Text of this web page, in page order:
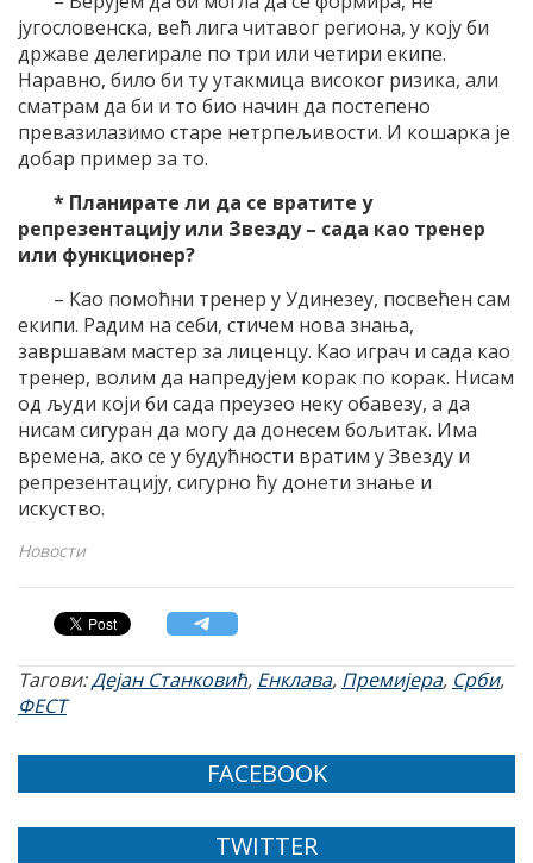
југословенска, већ лига читавог региона, у коју би
државе делегирале по три или четири екипе.
Наравно, било би ту утакмица високог ризика, али
сматрам да би и то био начин да постепено
превазилазимо старе нетрпељивости. И кошарка је
добар пример за то.
* Планирате ли да се вратите у
репрезентацију или Звезду – сада као тренер
или функционер?
– Као помоћни тренер у Удинезеу, посвећен сам
екипи. Радим на себи, стичем нова знања,
завршавам мастер за лиценцу. Као играч и сада као
тренер, волим да напредујем корак по корак. Нисам
од људи који би сада преузео неку обавезу, а да
нисам сигуран да могу да донесем бољитак. Има
времена, ако се у будућности вратим у Звезду и
репрезентацију, сигурно ћу донети знање и
искуство.
Новости
Тагови:Дејан Станковић, Енклава, Премијера, Срби,
ФЕСТ
FACEBOOK
TWITTER